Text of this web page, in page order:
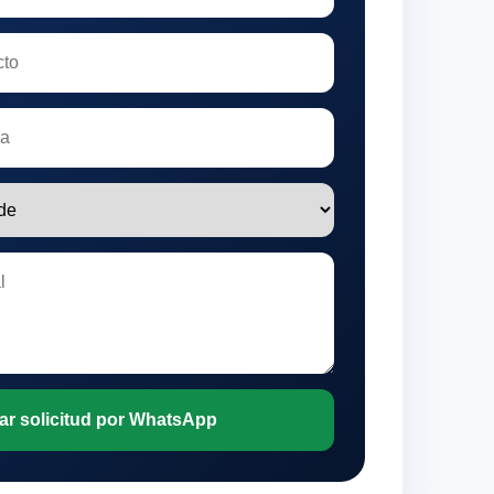
solicitud por WhatsApp